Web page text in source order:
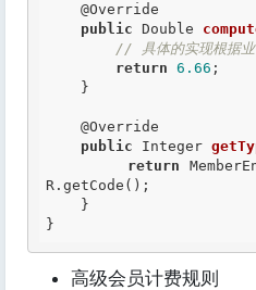
@Override
public Double
// 具体的实现根据业
return 6.66 ;
@Override
public Integer
return
R.getCode();
}
高级会员计费规则